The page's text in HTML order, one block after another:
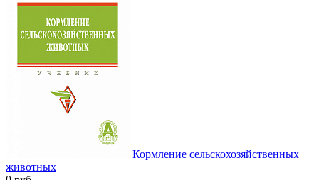
Кормление сельскохозяйственных
животных